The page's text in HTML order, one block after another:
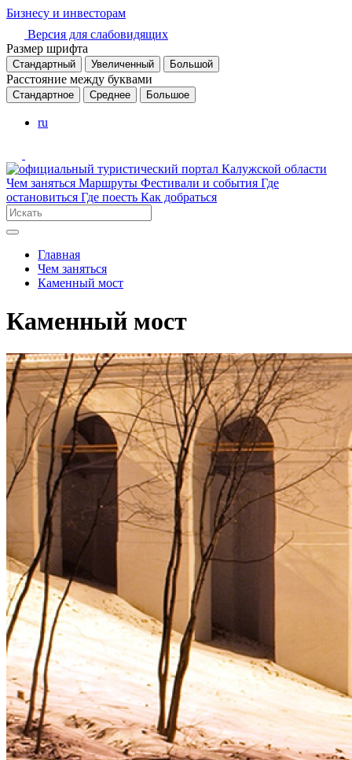
Бизнесу и инвесторам
Версия для слабовидящих
Размер шрифта
Стандартный Увеличенный Большой
Расстояние между буквами
Стандартное Среднее Большое
ru
Чем заняться Маршруты Фестивали и события Где
остановиться Где поесть Как добраться
Главная
Чем заняться
Каменный мост
Каменный мост